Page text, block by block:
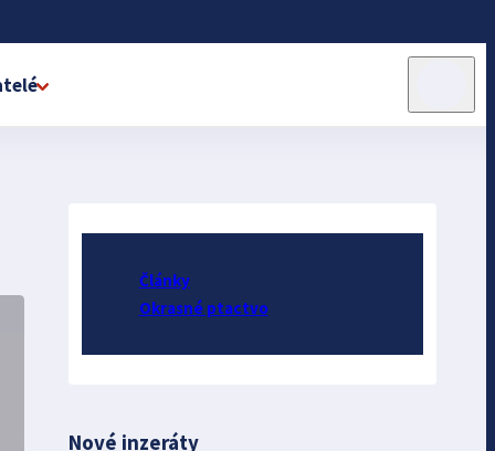
Články
Okrasné ptactvo
Nové inzeráty